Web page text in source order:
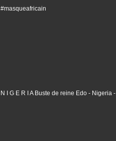
#masqueafricain
N I G E R I A Buste de reine Edo - Nigeria -